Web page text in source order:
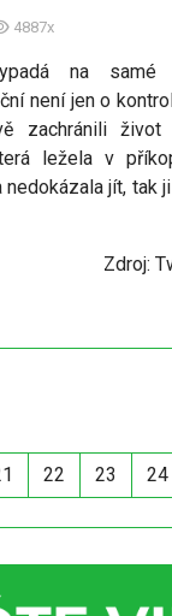
4887x
na samé
není jen o
zachránili
ležela v
nedokázala jít, tak
Zdroj:
22 23 24